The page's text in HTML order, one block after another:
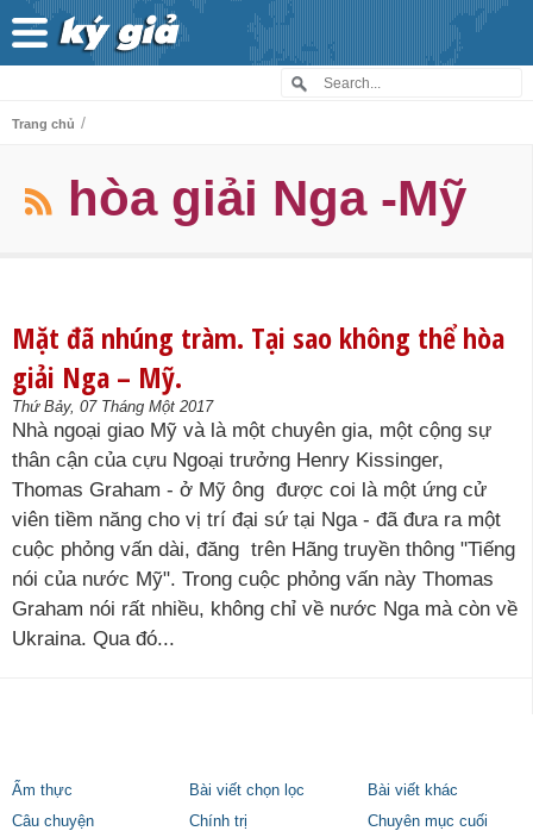
Trang chủ /
hòa giải Nga -Mỹ
Mặt đã nhúng tràm. Tại sao không thể hòa
giải Nga – Mỹ.
Thứ Bảy, 07 Tháng Một 2017
Nhà ngoại giao Mỹ và là một chuyên gia, một cộng sự
thân cận của cựu Ngoại trưởng Henry Kissinger,
Thomas Graham - ở Mỹ ông được coi là một ứng cử
viên tiềm năng cho vị trí đại sứ tại Nga - đã đưa ra một
cuộc phỏng vấn dài, đăng trên Hãng truyền thông "Tiếng
nói của nước Mỹ". Trong cuộc phỏng vấn này Thomas
Graham nói rất nhiều, không chỉ về nước Nga mà còn về
Ukraina. Qua đó...
Ẩm thực Bài viết chọn lọc
Bài viết khác
Câu chuyện
Chính trị
Chuyên mục cuối